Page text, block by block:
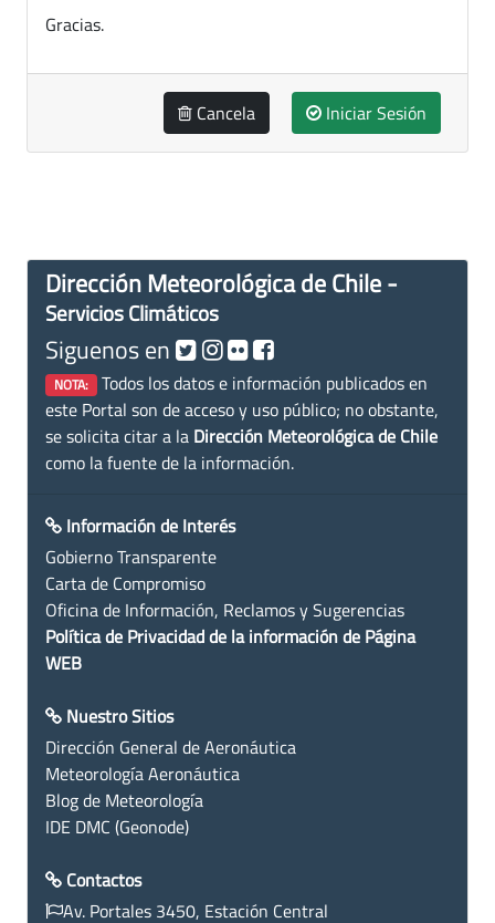
Gracias.
Cancela Iniciar Sesión
Dirección Meteorológica de Chile -
Servicios Climáticos
Siguenos en
NOTA: Todos los datos e información publicados en
este Portal son de acceso y uso público; no obstante,
se solicita citar a la Dirección Meteorológica de Chile
como la fuente de la información.
Información de Interés
Gobierno Transparente
Carta de Compromiso
Oficina de Información, Reclamos y Sugerencias
Política de Privacidad de la información de Página
WEB
Nuestro Sitios
Dirección General de Aeronáutica
Meteorología Aeronáutica
Blog de Meteorología
IDE DMC (Geonode)
Contactos
Av. Portales 3450, Estación Central